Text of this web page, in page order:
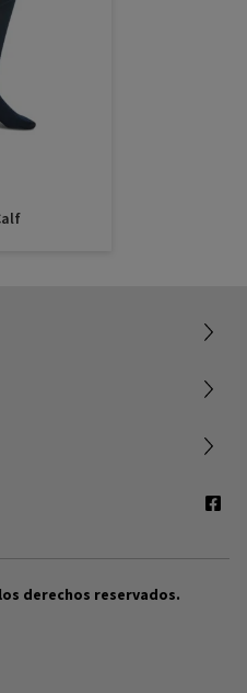
los derechos reservados.